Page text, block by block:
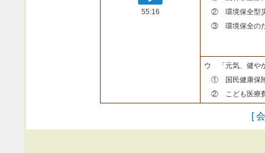
55:16
② 環境保全型
③ 環境保全のた
ウ 「元気、健や
① 国民健康保険
② こども医療費
[